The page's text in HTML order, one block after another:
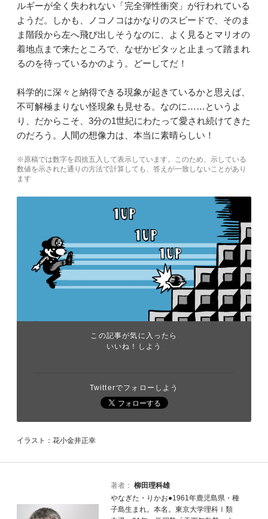
ルギーが全く失われない「完全弾性衝突」が行われている
ようだ。しかも、ノコノコはかなりのスピードで、そのま
ま階段から左へ飛び出しそうなのに、よく見るとマリオの
着地点まで来たところで、なぜかピタッと止まって踏まれ
るのを待っているかのよう。どーしてだ！
科学的に深々と納得できる現象が起きているかと思えば、
不可解極まりない怪現象も見せる。なのに……というよ
り、だからこそ、3分の1世紀にわたって愛され続けてきた
のだろう。人間の想像力は、本当に素晴らしい！
※原稿では数字を四捨五入して表示しています。このため、示している
数値を示された通りの方法で計算しても、答えが一致しないことがあり
ます
この記事が気に入ったら
いいね！しよう
Twitterでフォローしよう
イラスト：花小金井正幸
著者： 柳田理科雄
やなぎた・りかお●1961年鹿児島県・種
子島生まれ。本名。東京大学理科Ⅰ類